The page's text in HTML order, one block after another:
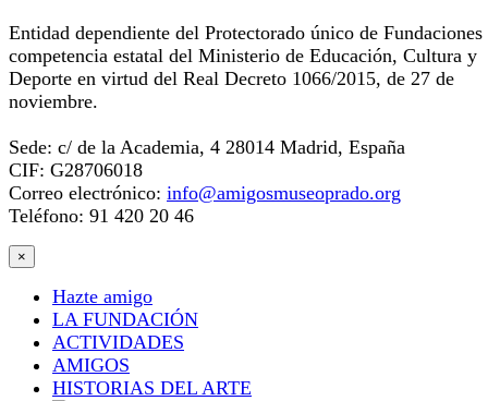
Entidad dependiente del Protectorado único de Fundaciones
competencia estatal del Ministerio de Educación, Cultura y
Deporte en virtud del Real Decreto 1066/2015, de 27 de
noviembre.
Sede: c/ de la Academia, 4 28014 Madrid, España
CIF: G28706018
Correo electrónico: info@amigosmuseoprado.org
Teléfono: 91 420 20 46
×
Hazte amigo
LA FUNDACIÓN
ACTIVIDADES
AMIGOS
HISTORIAS DEL ARTE